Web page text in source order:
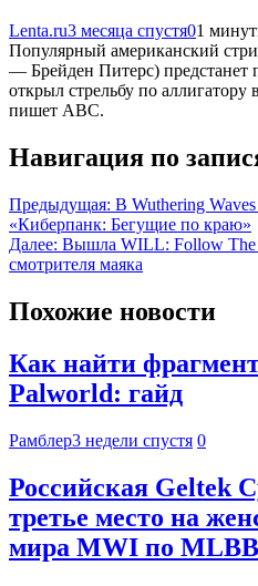
Lenta.ru3 месяца спустя01
Популярный американский
— Брейден Питерс) предстанет
открыл стрельбу по
пишет ABC.
Навигация по
Предыдущая: В Wuthering
«Киберпанк: Бегущие по краю»
Далее: Вышла WILL: Follow
смотрителя маяка
Похожие новости
Как найти
Palworld: гайд
Рамблер3 недели спустя 0
Российская Geltek
третье место на
мира MWI по MLBB